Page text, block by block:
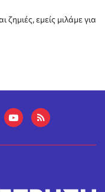
ζημιές, εμείς μιλάμε για